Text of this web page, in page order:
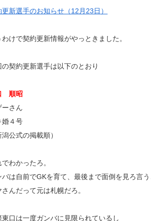
更新選手のお知らせ（12月23日）
わけで契約更新情報がやっときました。
の契約更新選手は以下のとおり
順昭
ーさん
婚４号
潟公式の掲載順）
でわかったろ。
バは自前でGKを育て、最後まで面倒を見ろ言
さんだって元は札幌だろ。
東口は一度ガンバに見限られているし